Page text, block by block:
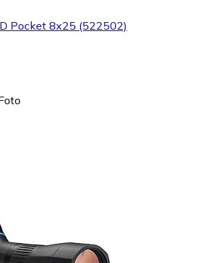
Pocket 8x25 (522502)